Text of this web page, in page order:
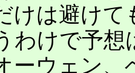
けは避け
けで予想
ーウェン